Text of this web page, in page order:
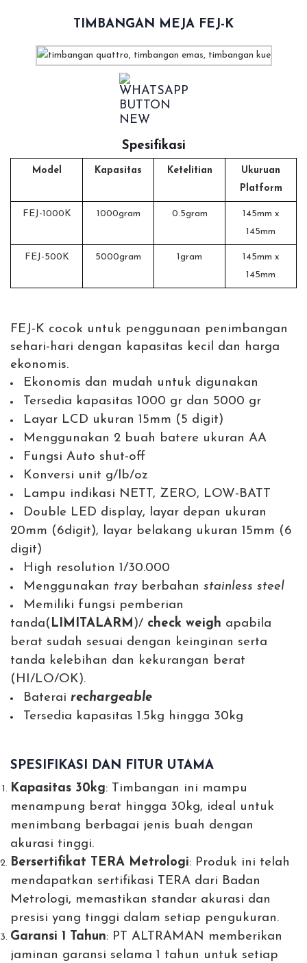
TIMBANGAN MEJA FEJ-K
Spesifikasi
Model Kapasitas Ketelitian
Ukuruan
Platform
FEJ-1000K 1000gram 0.5gram
145mm x
145mm
FEJ-500K 5000gram 1gram
145mm x
145mm
FEJ-K cocok untuk penggunaan penimbangan
sehari-hari dengan kapasitas kecil dan harga
ekonomis.
Ekonomis dan mudah untuk digunakan
Tersedia kapasitas 1000 gr dan 5000 gr
Layar LCD ukuran 15mm (5 digit)
Menggunakan 2 buah batere ukuran AA
Fungsi Auto shut-off
Konversi unit g/lb/oz
Lampu indikasi NETT, ZERO, LOW-BATT
Double LED display, layar depan ukuran
20mm (6digit), layar belakang ukuran 15mm (6
digit)
High resolution 1/30.000
Menggunakan tray berbahan stainless steel
Memiliki fungsi pemberian
tanda( LIMITALARM )/ check weigh apabila
berat sudah sesuai dengan keinginan serta
tanda kelebihan dan kekurangan berat
(HI/LO/OK).
Baterai rechargeable
Tersedia kapasitas 1.5kg hingga 30kg
SPESIFIKASI DAN FITUR UTAMA
Kapasitas 30kg: Timbangan ini mampu
menampung berat hingga 30kg, ideal untuk
menimbang berbagai jenis buah dengan
akurasi tinggi.
Bersertifikat TERA Metrologi: Produk ini telah
mendapatkan sertifikasi TERA dari Badan
Metrologi, memastikan standar akurasi dan
presisi yang tinggi dalam setiap pengukuran.
Garansi 1 Tahun: PT ALTRAMAN memberikan
jaminan garansi selama 1 tahun untuk setiap